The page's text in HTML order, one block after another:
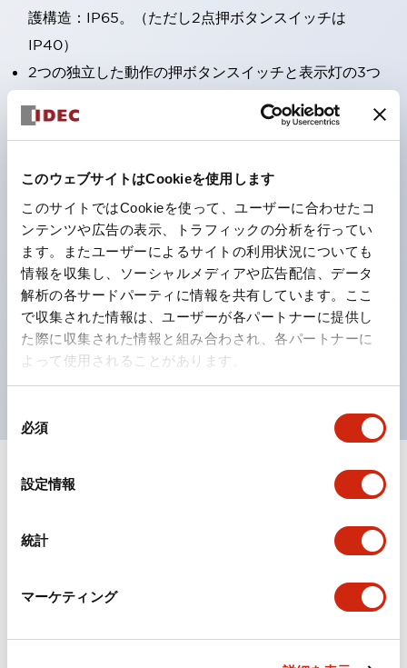
このウェブサイトはCookieを使用します
このサイトではCookieを使って、ユーザーに合わせたコ
ンテンツや広告の表示、トラフィックの分析を行ってい
ます。またユーザーによるサイトの利用状況についても
情報を収集し、ソーシャルメディアや広告配信、データ
解析の各サードパーティに情報を共有しています。ここ
で収集された情報は、ユーザーが各パートナーに提供し
た際に収集された情報と組み合わされ、各パートナーに
よって使用されることがあります。
必須
設定情報
統計
マーケティング
護構造：IP65。（ただし2点押ボタンスイッチは
IP40）
2つの独立した動作の押ボタンスイッチと表示灯の3つ
の機能を1つのスイッチで可能にした2点押ボタンスイッ
チも完備。
1つで6色の役をこなすLED球（LSRD球）。これまで色
ごとに分かれていたLED球を、1色のLED球で各色を表
現できるようにしました。
カラーユニバーサルデザインに対応。表示灯（角平形）
の点灯/消灯の認識および、点灯時のランプ色の識別が
対応。
ISO 3864-4安全色に対応。危険時や緊急事態時の色表
現がより明確・鮮明で、より多くの方が識別可能に。
仕様 すべて展開 +